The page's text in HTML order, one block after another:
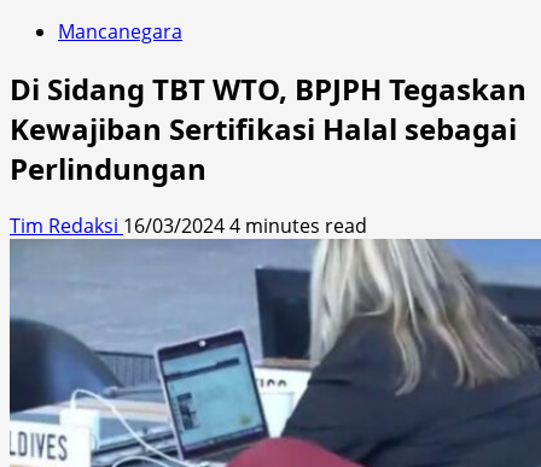
Mancanegara
Di Sidang TBT WTO, BPJPH Tegaskan
Kewajiban Sertifikasi Halal sebagai
Perlindungan
Tim Redaksi 16/03/20244 minutes read